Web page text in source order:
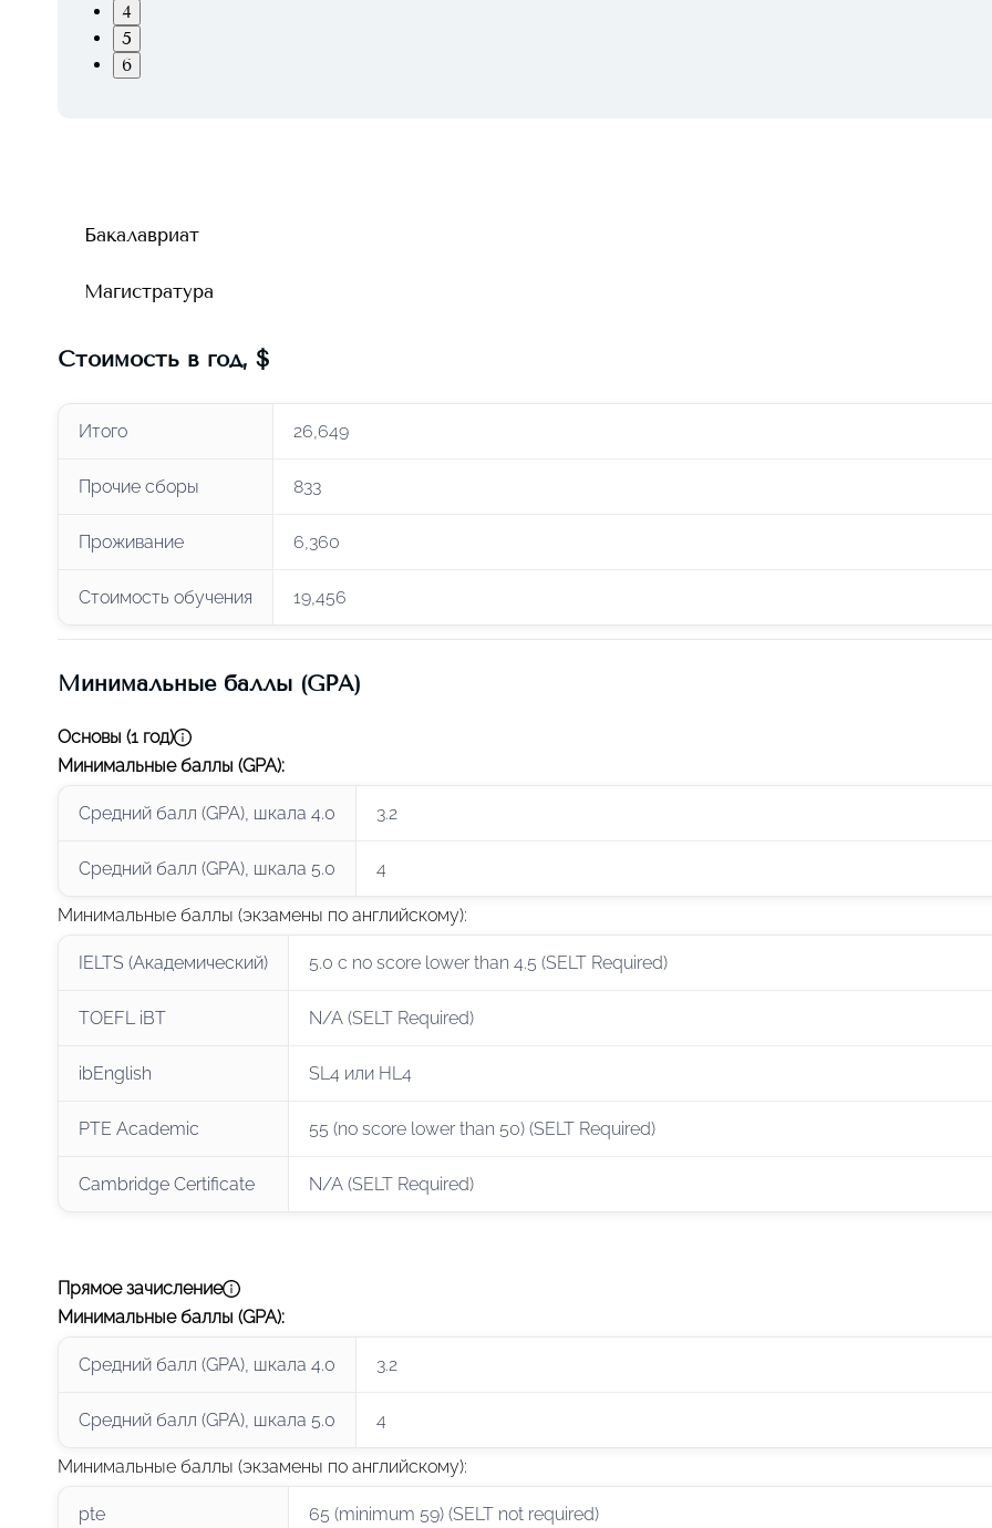
4
5
6
Бакалавриат
Магистратура
Стоимость в год, $
Итого 26,649
Прочие сборы 833
Проживание 6,360
Стоимость обучения 19,456
Минимальные баллы (GPA)
Основы (1 год)
Минимальные баллы (GPA):
Средний балл (GPA), шкала 4.0 3.2
Средний балл (GPA), шкала 5.0 4
Минимальные баллы (экзамены по английскому):
IELTS (Академический) 5.0 с no score lower than 4.5 (SELT Required)
TOEFL iBT N/A (SELT Required)
ibEnglish SL4 или HL4
PTE Academic 55 (no score lower than 50) (SELT Required)
Cambridge Certificate N/A (SELT Required)
Прямое зачисление
Минимальные баллы (GPA):
Средний балл (GPA), шкала 4.0 3.2
Средний балл (GPA), шкала 5.0 4
Минимальные баллы (экзамены по английскому):
pte 65 (minimum 59) (SELT not required)